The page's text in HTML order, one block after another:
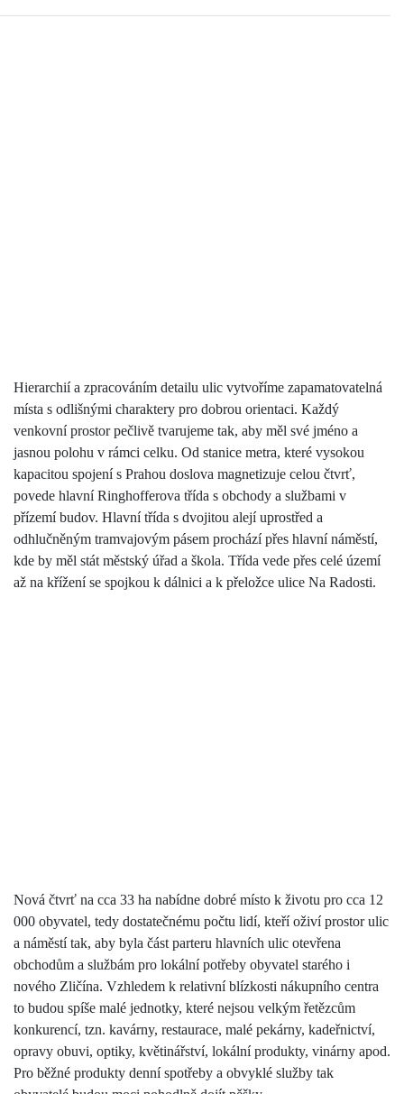
Hierarchií a zpracováním detailu ulic vytvoříme zapamatovatelná
místa s odlišnými charaktery pro dobrou orientaci. Každý
venkovní prostor pečlivě tvarujeme tak, aby měl své jméno a
jasnou polohu v rámci celku. Od stanice metra, které vysokou
kapacitou spojení s Prahou doslova magnetizuje celou čtvrť,
povede hlavní Ringhofferova třída s obchody a službami v
přízemí budov. Hlavní třída s dvojitou alejí uprostřed a
odhlučněným tramvajovým pásem prochází přes hlavní náměstí,
kde by měl stát městský úřad a škola. Třída vede přes celé území
až na křížení se spojkou k dálnici a k přeložce ulice Na Radosti.
Nová čtvrť na cca 33 ha nabídne dobré místo k životu pro cca 12
000 obyvatel, tedy dostatečnému počtu lidí, kteří oživí prostor ulic
a náměstí tak, aby byla část parteru hlavních ulic otevřena
obchodům a službám pro lokální potřeby obyvatel starého i
nového Zličína. Vzhledem k relativní blízkosti nákupního centra
to budou spíše malé jednotky, které nejsou velkým řetězcům
konkurencí, tzn. kavárny, restaurace, malé pekárny, kadeřnictví,
opravy obuvi, optiky, květinářství, lokální produkty, vinárny apod.
Pro běžné produkty denní spotřeby a obvyklé služby tak